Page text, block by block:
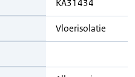
KA31434
Vloerisolatie